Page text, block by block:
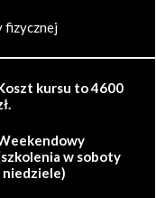
fizycznej
kursu to 4600
w soboty
niedziele)